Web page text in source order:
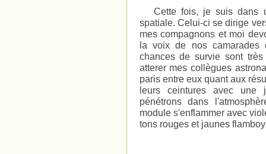
Cette fois, je suis dans
spatiale. Celui-ci se dirige
mes compagnons et moi
la voix de nos camarades
chances de survie sont
atterer mes collègues
paris entre eux quant aux
leurs ceintures avec une
pénétrons dans
module s'enflammer avec
tons rouges et jaunes